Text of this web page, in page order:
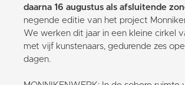
daarna 16 augustus als afsluitende
negende editie van het project
We werken dit jaar in een kleine cirkel
met vijf kunstenaars, gedurende zes
dagen.